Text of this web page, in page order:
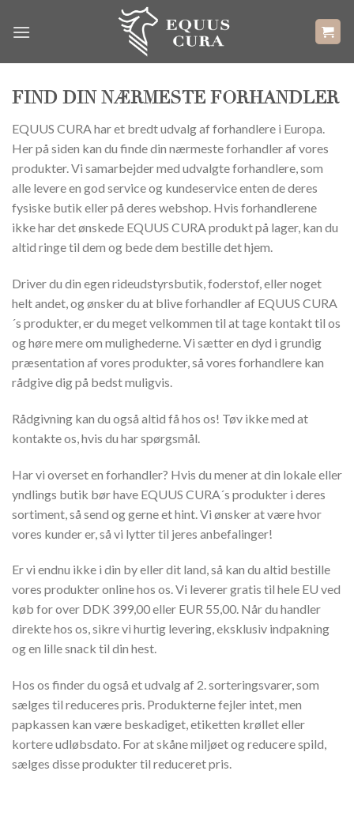
FIND DIN NÆRMESTE FORHANDLER
EQUUS CURA har et bredt udvalg af forhandlere i Europa.
Her på siden kan du finde din nærmeste forhandler af vores
produkter. Vi samarbejder med udvalgte forhandlere, som
alle levere en god service og kundeservice enten de deres
fysiske butik eller på deres webshop. Hvis forhandlerene
ikke har det ønskede EQUUS CURA produkt på lager, kan du
altid ringe til dem og bede dem bestille det hjem.
Driver du din egen rideudstyrsbutik, foderstof, eller noget
helt andet, og ønsker du at blive forhandler af EQUUS CURA
´s produkter, er du meget velkommen til at tage kontakt til os
og høre mere om mulighederne. Vi sætter en dyd i grundig
præsentation af vores produkter, så vores forhandlere kan
rådgive dig på bedst muligvis.
Rådgivning kan du også altid få hos os! Tøv ikke med at
kontakte os, hvis du har spørgsmål.
Har vi overset en forhandler? Hvis du mener at din lokale eller
yndlings butik bør have EQUUS CURA´s produkter i deres
sortiment, så send og gerne et hint. Vi ønsker at være hvor
vores kunder er, så vi lytter til jeres anbefalinger!
Er vi endnu ikke i din by eller dit land, så kan du altid bestille
vores produkter online hos os. Vi leverer gratis til hele EU ved
køb for over DDK 399,00 eller EUR 55,00. Når du handler
direkte hos os, sikre vi hurtig levering, eksklusiv indpakning
og en lille snack til din hest.
Hos os finder du også et udvalg af 2. sorteringsvarer, som
sælges til reduceres pris. Produkterne fejler intet, men
papkassen kan være beskadiget, etiketten krøllet eller
kortere udløbsdato. For at skåne miljøet og reducere spild,
sælges disse produkter til reduceret pris.